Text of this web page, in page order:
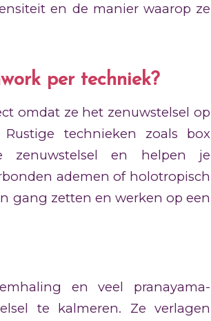
en de manier waarop ze
per techniek?
omdat ze het zenuwstelsel op
technieken zoals box
zenuwstelsel en helpen je
ademen of holotropisch
gang zetten en werken op een
en veel pranayama-
te kalmeren. Ze verlagen